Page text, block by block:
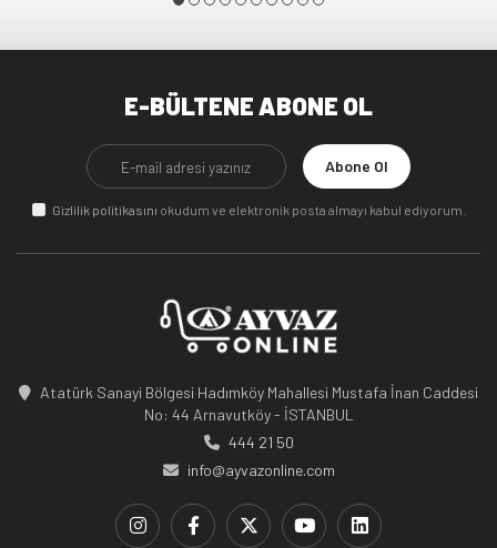
E-BÜLTENE ABONE OL
Abone Ol
Gizlilik politikasını okudum ve elektronik posta almayı kabul ediyorum.
Atatürk Sanayi Bölgesi Hadımköy Mahallesi Mustafa İnan Caddesi
No: 44 Arnavutköy - İSTANBUL
444 21 50
info@ayvazonline.com